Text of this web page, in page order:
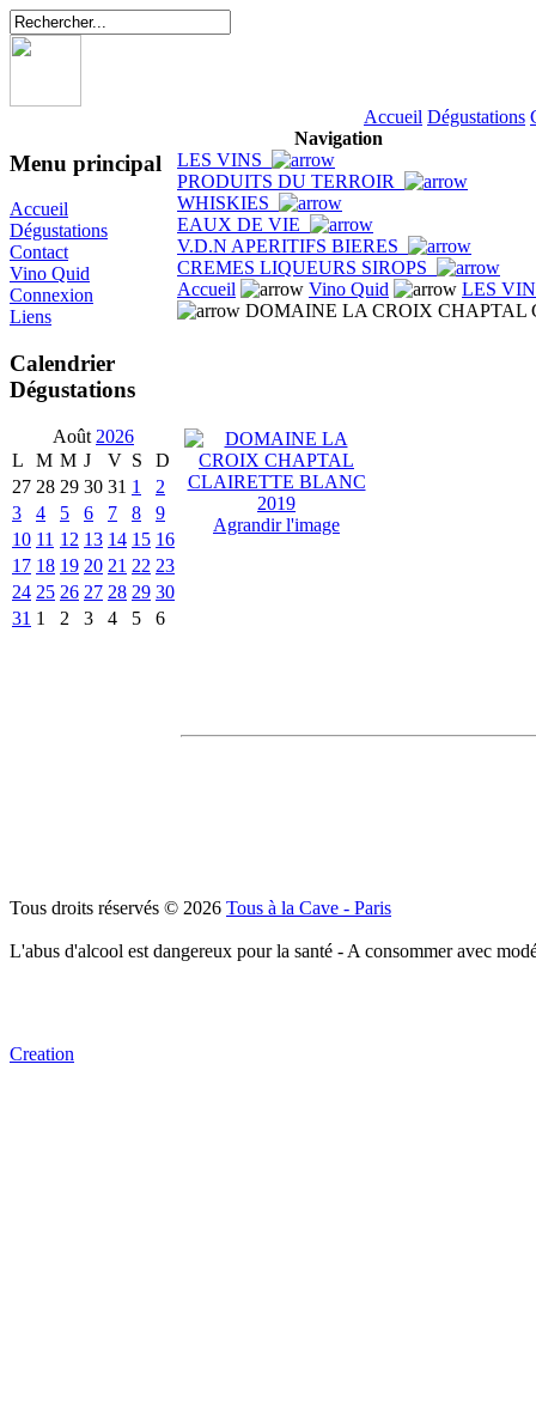
Accueil Dégustations
Menu principal
Accueil
Dégustations
Contact
Vino Quid
Connexion
Liens
Calendrier
Dégustations
Août 2026
L
M M J V S
D
27 28 29 30 31 1
2
3
4 5 6 7 8
9
10 11 12 13 14 15 16
17 18 19 20 21 22 23
24 25 26 27 28 29 30
31 1 2 3 4 5 6
Navigation
LES VINS
PRODUITS DU TERROIR
WHISKIES
EAUX DE VIE
V.D.N APERITIFS BIERES
CREMES LIQUEURS SIROPS
Accueil
Vino Quid
LES
DOMAINE LA CROIX CHAPTAL
Agrandir l'image
Tous droits réservés © 2026 Tous à la Cave - Paris
L'abus d'alcool est dangereux pour la santé - A consommer avec
Creation